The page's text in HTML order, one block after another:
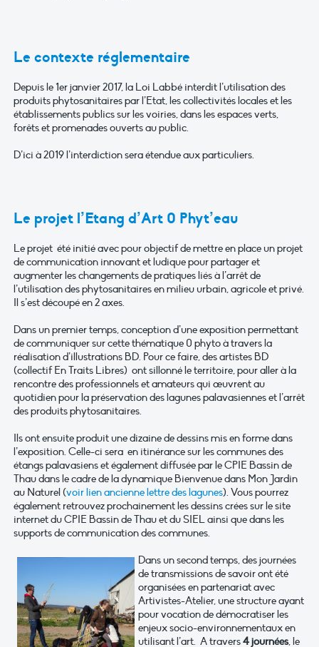
Le contexte réglementaire
Depuis le 1er janvier 2017, la Loi Labbé interdit l’utilisation des
produits phytosanitaires par l’Etat, les collectivités locales et les
établissements publics sur les voiries, dans les espaces verts,
forêts et promenades ouverts au public.
D’ici à 2019 l’interdiction sera étendue aux particuliers.
Le projet l’Etang d’Art 0 Phyt’eau
Le projet été initié avec pour objectif de mettre en place un projet
de communication innovant et ludique pour partager et
augmenter les changements de pratiques liés à l’arrêt de
l’utilisation des phytosanitaires en milieu urbain, agricole et privé.
Il s’est découpé en 2 axes.
Dans un premier temps, conception d’une exposition permettant
de communiquer sur cette thématique 0 phyto à travers la
réalisation d’illustrations BD. Pour ce faire, des artistes BD
(collectif En Traits Libres) ont sillonné le territoire, pour aller à la
rencontre des professionnels et amateurs qui œuvrent au
quotidien pour la préservation des lagunes palavasiennes et l’arrêt
des produits phytosanitaires.
Ils ont ensuite produit une dizaine de dessins mis en forme dans
l’exposition. Celle-ci sera en itinérance sur les communes des
étangs palavasiens et également diffusée par le CPIE Bassin de
Thau dans le cadre de la dynamique Bienvenue dans Mon Jardin
au Naturel (voir lien ancienne lettre des lagunes). Vous pourrez
également retrouvez prochainement les dessins crées sur le site
internet du CPIE Bassin de Thau et du SIEL ainsi que dans les
supports de communication des communes.
Dans un second temps, des journées
de transmissions de savoir ont été
organisées en partenariat avec
Artivistes-Atelier, une structure ayant
pour vocation de démocratiser les
enjeux socio-environnementaux en
utilisant l’art. A travers4 journées, le